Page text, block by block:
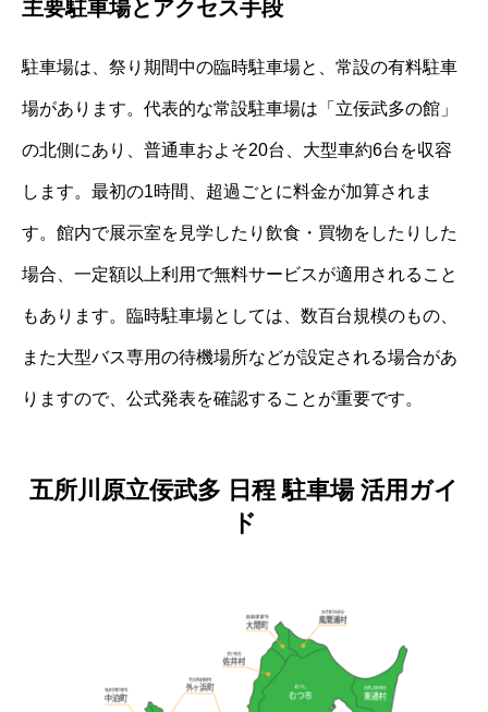
主要駐車場とアクセス手段
駐車場は、祭り期間中の臨時駐車場と、常設の有料駐車
場があります。代表的な常設駐車場は「立佞武多の館」
の北側にあり、普通車およそ20台、大型車約6台を収容
します。最初の1時間、超過ごとに料金が加算されま
す。館内で展示室を見学したり飲食・買物をしたりした
場合、一定額以上利用で無料サービスが適用されること
もあります。臨時駐車場としては、数百台規模のもの、
また大型バス専用の待機場所などが設定される場合があ
りますので、公式発表を確認することが重要です。
五所川原立佞武多 日程 駐車場 活用ガイ
ド